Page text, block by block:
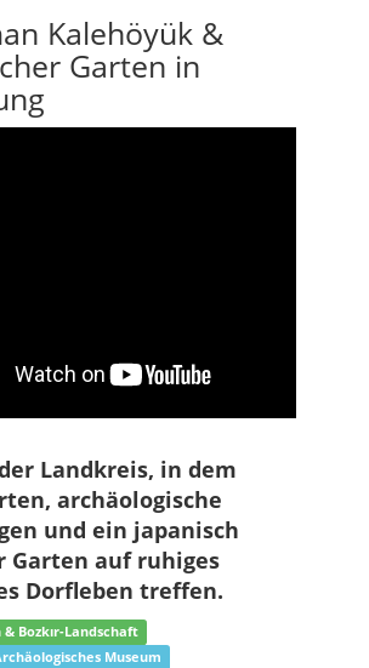
Kalehöyük &
Garten in
Landkreis, in dem
archäologische
und ein japanisch
auf ruhiges
Dorfleben treffen.
Bozkır-Landschaft
Museum